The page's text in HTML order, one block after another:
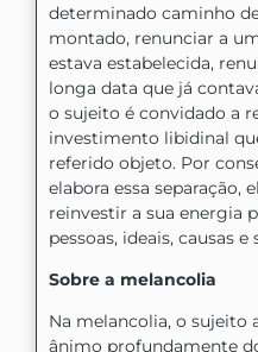
determinado caminho
montado, renunciar a
estava estabelecida,
longa data que já
o sujeito é convidado a
investimento libidinal
referido objeto. Por
elabora essa separação,
reinvestir a sua energia
pessoas, ideais, causas e
Sobre a melancolia
Na melancolia, o sujeito
ânimo profundamente